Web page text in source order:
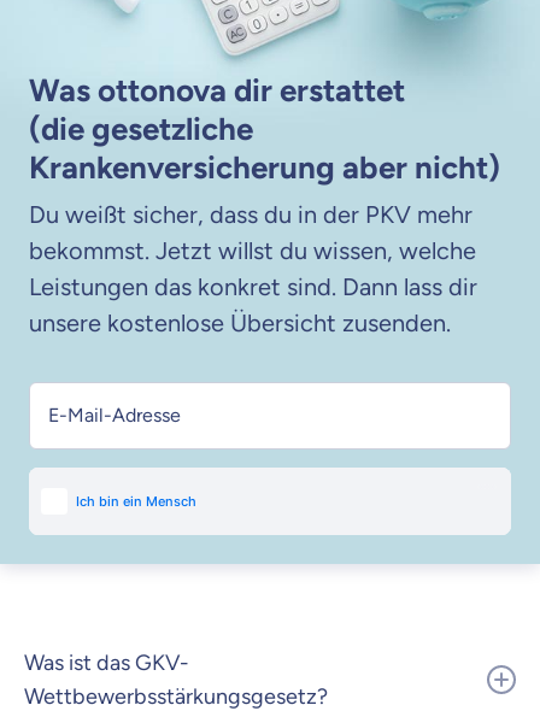
Was ottonova dir erstattet
(die gesetzliche
Krankenversicherung aber nicht)
Du weißt sicher, dass du in der PKV mehr
bekommst. Jetzt willst du wissen, welche
Leistungen das konkret sind. Dann lass dir
unsere kostenlose Übersicht zusenden.
E-Mail-Adresse
Was ist das GKV-
Wettbewerbsstärkungsgesetz?